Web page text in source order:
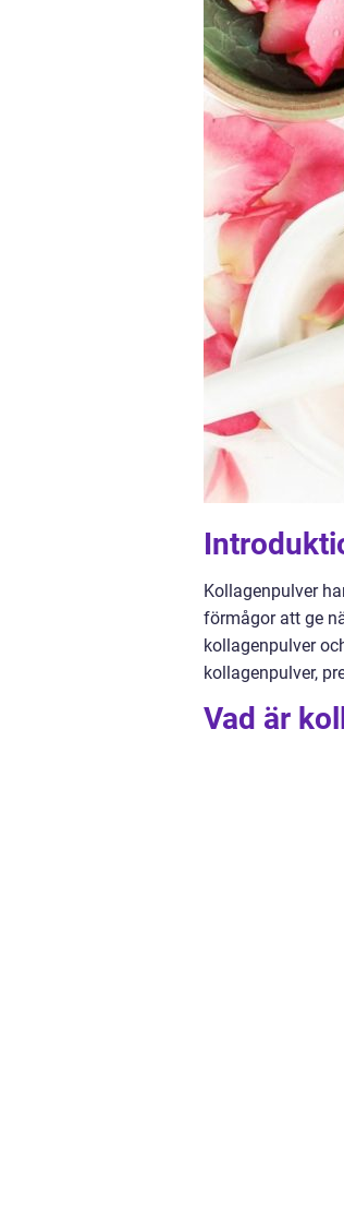
Kollagenpulver
förmågor att ge
kollagenpulver
kollagenpulver,
Vad är